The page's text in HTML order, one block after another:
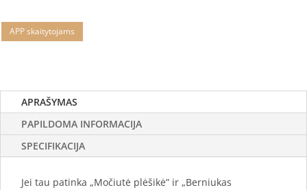
APP skaitytojams
APRAŠYMAS
PAPILDOMA INFORMACIJA
SPECIFIKACIJA
Jei tau patinka „Močiutė plėšikė” ir „Berniukas